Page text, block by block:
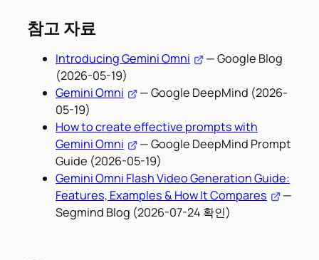
참고 자료
Introducing Gemini Omni
— Google Blog
(2026-05-19)
Gemini Omni
— Google DeepMind (2026-
05-19)
How to create effective prompts with
Gemini Omni
— Google DeepMind Prompt
Guide (2026-05-19)
Gemini Omni Flash Video Generation Guide:
Features, Examples & How It Compares
—
Segmind Blog (2026-07-24 확인)